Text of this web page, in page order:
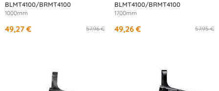
BLMT4100/BRMT4100
1000mm
57,96 €
49,27 €
BLMT4100/BRMT4100
1700mm
57,95 €
49,26 €